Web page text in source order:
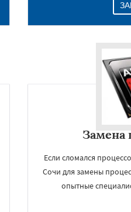
Замена
Если сломался
Сочи для замены
опытные